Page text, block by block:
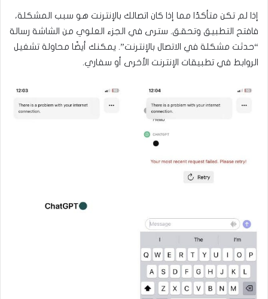
إذا لم تكن متأكدًا مما إذا كان اتصالك بالإنترنت هو سبب المشكلة،
فافتح التطبيق وتحقق. سترى في الجزء العلوي من الشاشة رسالة
“حدثت مشكلة في الاتصال بالإنترنت”. يمكنك أيضًا محاولة تشغيل
الروابط في تطبيقات الإنترنت الأخرى أو سفاري.